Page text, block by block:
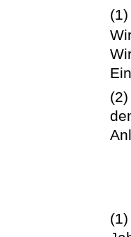
(1)